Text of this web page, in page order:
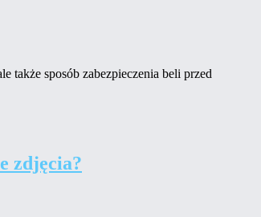
także sposób zabezpieczenia beli przed
zdjęcia?